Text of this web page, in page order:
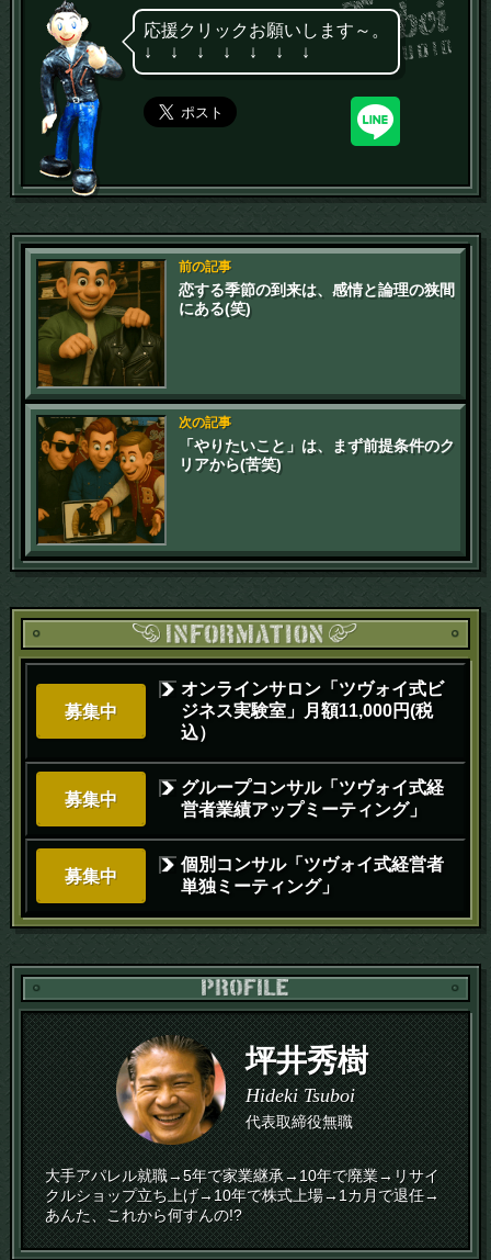
応援クリックお願いします～。
↓ ↓ ↓ ↓ ↓ ↓ ↓
前の記事
恋する季節の到来は、感情と論理の狭間
にある(笑)
次の記事
「やりたいこと」は、まず前提条件のク
リアから(苦笑)
募集中
オンラインサロン「ツヴォイ式ビ
ジネス実験室」月額11,000円(税
込）
募集中
グループコンサル「ツヴォイ式経
営者業績アップミーティング」
募集中
個別コンサル「ツヴォイ式経営者
単独ミーティング」
坪井秀樹
Hideki Tsuboi
代表取締役無職
大手アパレル就職→5年で家業継承→10年で廃業→リサイ
クルショップ立ち上げ→10年で株式上場→1カ月で退任→
あんた、これから何すんの!?